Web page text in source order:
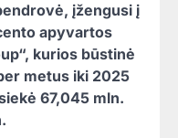
įžengusi į
apyvartos
kurios būstinė
metus iki 2025
67,045 mln.